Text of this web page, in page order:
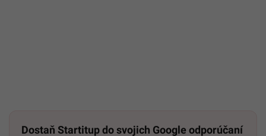
Dostaň Startitup do svojich Google odporúčaní